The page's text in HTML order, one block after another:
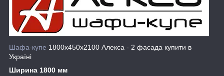
Шафа-купе 1800х450х2100 Алекса - 2 фасада купити в
Україні
Ширина 1800 мм